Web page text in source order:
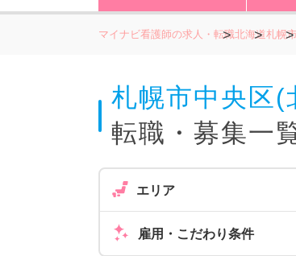
マイナビ看護師の求人・転職北海道札幌
札幌市中央区(
転職・募集一
エリア
雇用・こだわり条件